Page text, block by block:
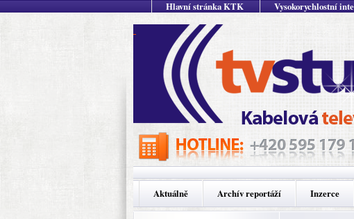
Hlavní stránka KTK Vysokorychlostní
Aktuálně Archív reportáží Inzerce